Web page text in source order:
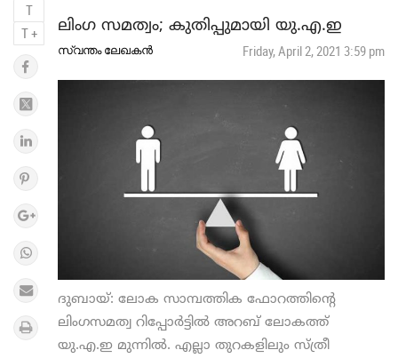
T
T +
ലിംഗ സമത്വം; കുതിപ്പുമായി യു.എ.ഇ
സ്വന്തം ലേഖകന്‍ Friday, April 2, 2021 3:59 pm
ദുബായ്: ലോക സാമ്പത്തിക ഫോറത്തിന്റെ
ലിംഗസമത്വ റിപ്പോര്‍ട്ടില്‍ അറബ് ലോകത്ത്
യു.എ.ഇ മുന്നില്‍. എല്ലാ തുറകളിലും സ്ത്രീ